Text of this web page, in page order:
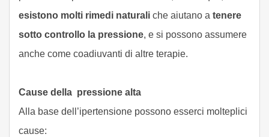
esistono molti rimedi naturali che aiutano a tenere
sotto controllo la pressione, e si possono assumere
anche come coadiuvanti di altre terapie.
Cause della pressione alta
Alla base dell’ipertensione possono esserci molteplici
cause: